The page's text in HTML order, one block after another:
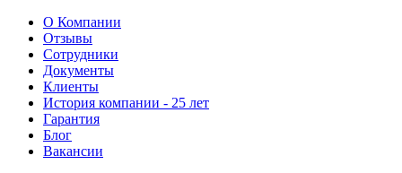
О Компании
Отзывы
Сотрудники
Документы
Клиенты
История компании - 25 лет
Гарантия
Блог
Вакансии